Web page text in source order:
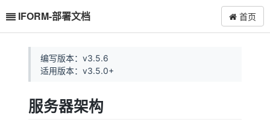
IFORM-部署文档 首页
编写版本：v3.5.6
适用版本：v3.5.0+
服务器架构